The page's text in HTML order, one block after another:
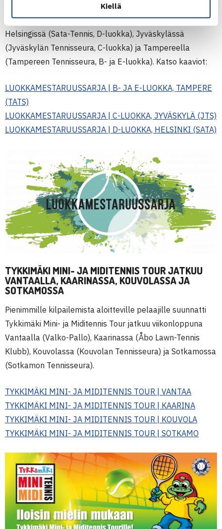
Kiellä
Viime vuonna hyvän vastaanoton saanut
Luokkamestaruussarja käynnistyy tämän vuoden osalta
Helsingissä (Sata-Tennis, D-luokka), Jyväskylässä
(Jyväskylän Tennisseura, C-luokka) ja Tampereella
(Tampereen Tennisseura, B- ja E-luokka). Katso kaaviot:
LUOKKAMESTARUUSSARJA | B- JA E-LUOKKA, TAMPERE
(TATS)
LUOKKAMESTARUUSSARJA | C-LUOKKA, JYVÄSKYLÄ (JTS)
LUOKKAMESTARUUSSARJA | D-LUOKKA, HELSINKI (SATA)
TYKKIMÄKI MINI- JA MIDITENNIS TOUR JATKUU
VANTAALLA, KAARINASSA, KOUVOLASSA JA
SOTKAMOSSA
Pienimmille kilpailemista aloitteville pelaajille suunnatti
Tykkimäki Mini- ja Miditennis Tour jatkuu viikonloppuna
Vantaalla (Valko-Pallo), Kaarinassa (Åbo Lawn-Tennis
Klubb), Kouvolassa (Kouvolan Tennisseura) ja Sotkamossa
(Sotkamon Tennisseura).
TYKKIMÄKI MINI- JA MIDITENNIS TOUR | VANTAA
TYKKIMÄKI MINI- JA MIDITENNIS TOUR | KAARINA
TYKKIMÄKI MINI- JA MIDITENNIS TOUR | KOUVOLA
TYKKIMÄKI MINI- JA MIDITENNIS TOUR | SOTKAMO